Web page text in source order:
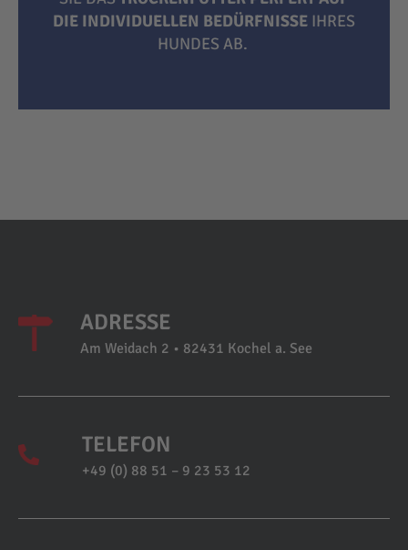
DIE INDIVIDUELLEN BEDÜRFNISSE IHRES
HUNDES AB.
ADRESSE
Am Weidach 2 • 82431 Kochel a. See
TELEFON
+49 (0) 88 51 – 9 23 53 12